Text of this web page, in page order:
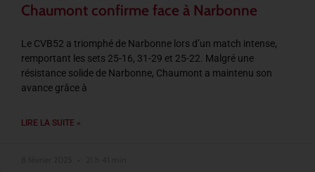
Chaumont confirme face à Narbonne
Le CVB52 a triomphé de Narbonne lors d’un match intense,
remportant les sets 25-16, 31-29 et 25-22. Malgré une
résistance solide de Narbonne, Chaumont a maintenu son
avance grâce à
LIRE LA SUITE »